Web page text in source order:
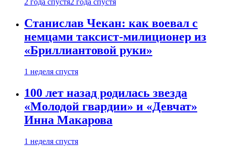
2 года спустя2 года спустя
Станислав Чекан: как воевал с
немцами таксист-милиционер из
«Бриллиантовой руки»
1 неделя спустя
100 лет назад родилась звезда
«Молодой гвардии» и «Девчат»
Инна Макарова
1 неделя спустя